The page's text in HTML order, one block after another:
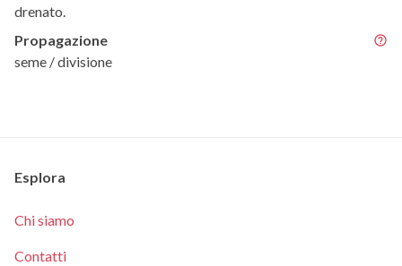
drenato.
Propagazione
seme / divisione
Esplora
Chi siamo
Contatti